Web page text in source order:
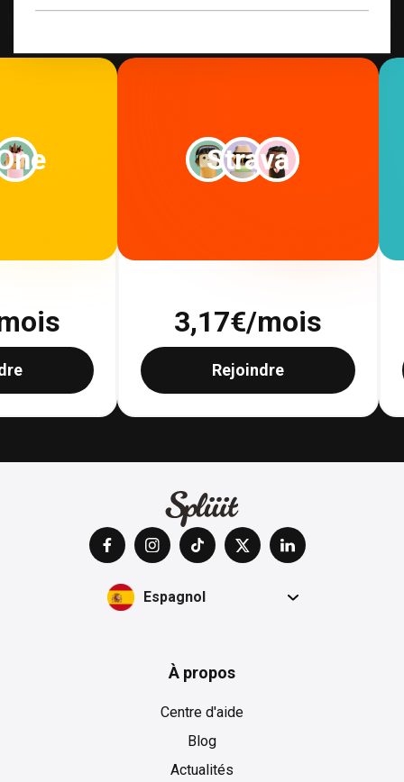
Strava
3,17€/mois
Rejoindre
Espagnol
À propos
Centre d'aide
Blog
Actualités